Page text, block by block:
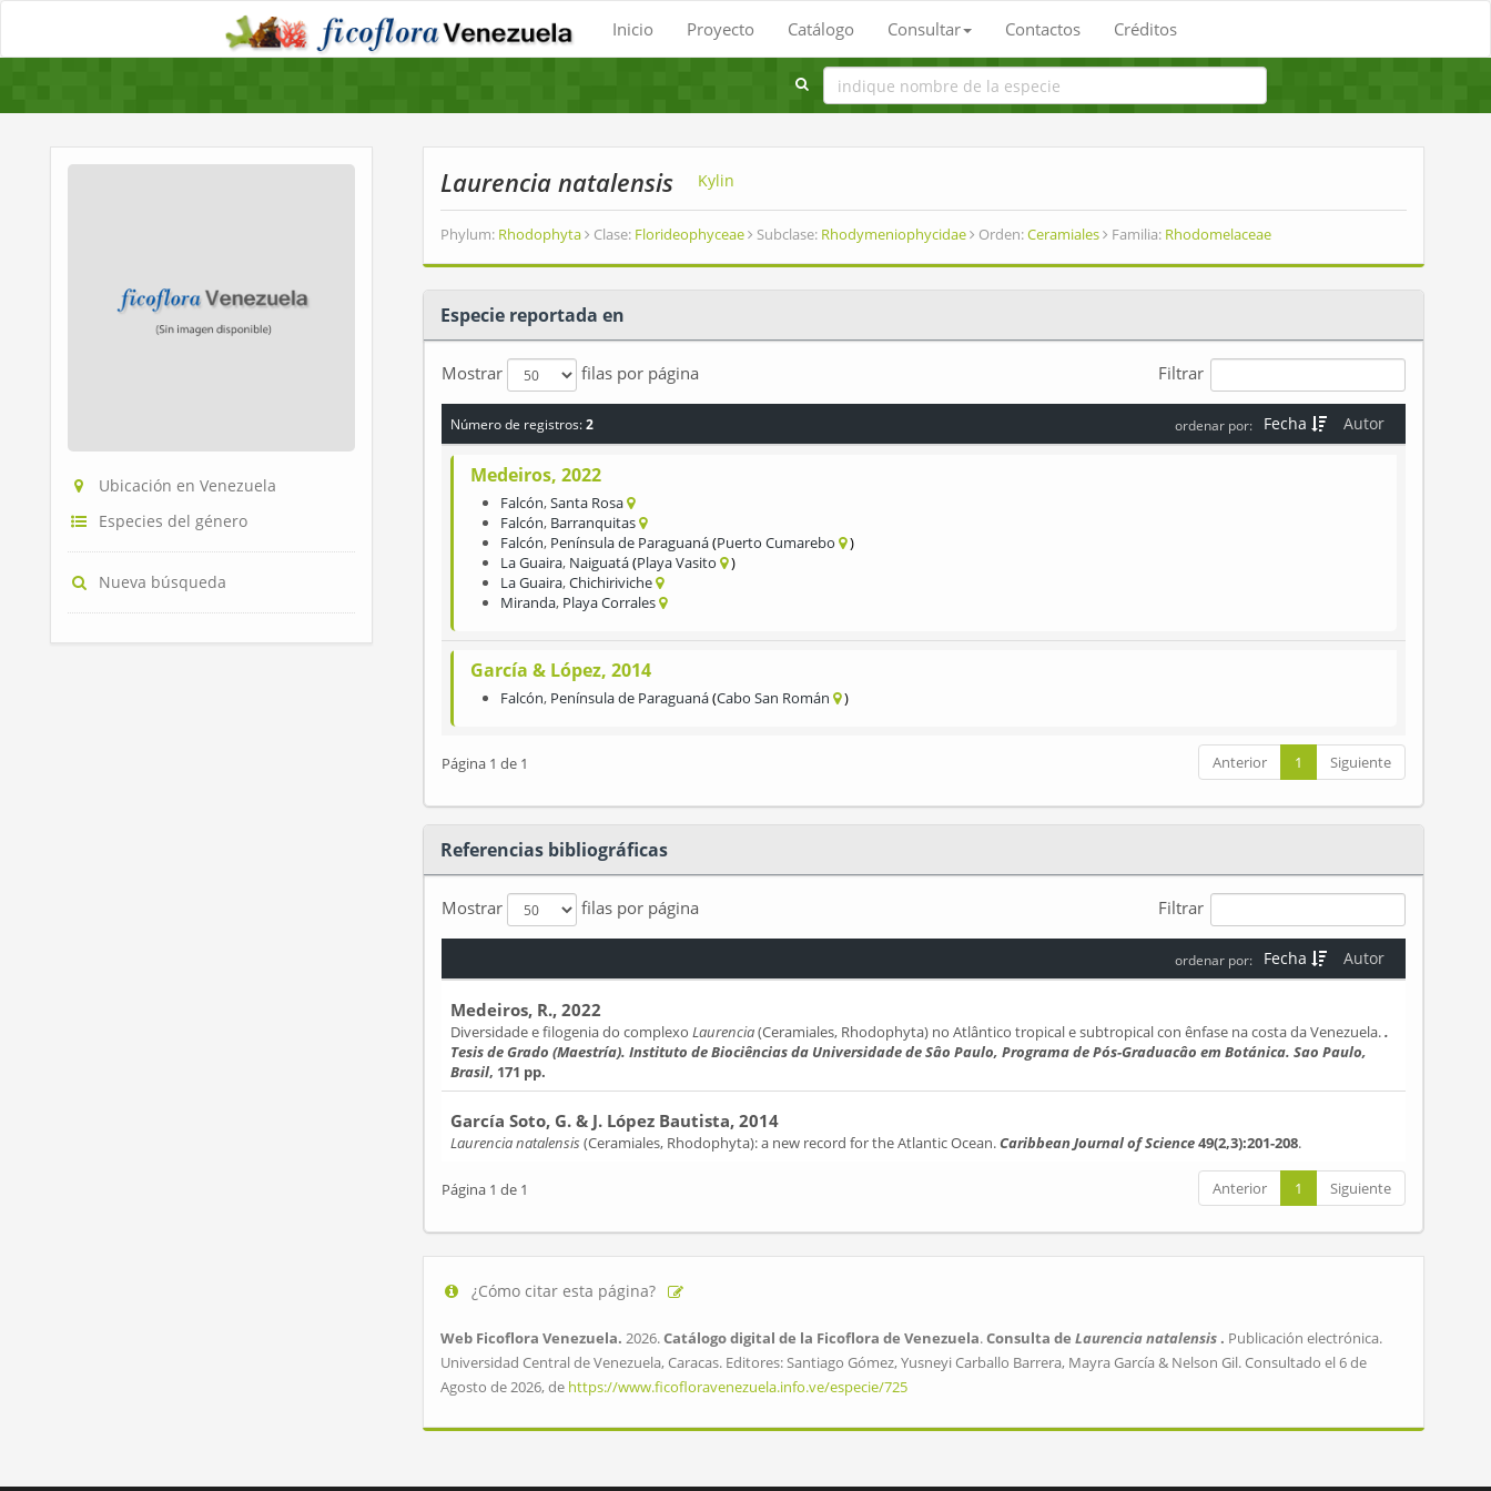
Inicio Proyecto Catálogo Consultar Contactos Créditos
Ubicación en Venezuela
Especies del género
Nueva búsqueda
Laurencia natalensis Kylin
Phylum: Rhodophyta Clase: Florideophyceae Subclase: Rhodymeniophycidae Orden:Ceramiales Familia: Rhodomelaceae
Especie reportada en
Mostrar filas por página Filtrar
Número de registros:2 Autor
Fecha
ordenar por:
Medeiros, 2022
Falcón,Santa Rosa
Falcón, Barranquitas
Falcón, Península de Paraguaná Puerto Cumarebo
La Guaira, Naiguatá Playa Vasito
La Guaira,Chichiriviche
Miranda, Playa Corrales
García & López, 2014
Falcón, Península de Paraguaná Cabo San Román
Página 1 de 1 Anterior 1 Siguiente
Referencias bibliográficas
Mostrar filas por página Filtrar
Autor
Fecha
ordenar por:
Medeiros, R., 2022
Diversidade e filogenia do complexo Laurencia(Ceramiales, Rhodophyta) no Atlântico tropical e subtropical con ênfase na costa da Venezuela..
Tesis de Grado (Maestría). Instituto de Biociências da Universidade de Sâo Paulo, Programa de Pós-Graduacâo em Botánica. Sao Paulo,
Brasil, 171 pp.
García Soto, G. & J. López Bautista, 2014
Laurencia natalensis (Ceramiales, Rhodophyta): a new record for the Atlantic Ocean.Caribbean Journal of Science49(2,3):201-208.
Página 1 de 1 Anterior 1 Siguiente
¿Cómo citar esta página?
Web Ficoflora Venezuela. 2026.Catálogo digital de la Ficoflora de Venezuela.Consulta de Laurencia natalensis . Publicación electrónica.
Universidad Central de Venezuela, Caracas. Editores: Santiago Gómez, Yusneyi Carballo Barrera, Mayra García & Nelson Gil. Consultado el 6 de
Agosto de 2026, de https://www.ficofloravenezuela.info.ve/especie/725